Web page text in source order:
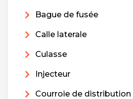
Bague de fusée
Calle laterale
Culasse
Injecteur
Courroie de distribution